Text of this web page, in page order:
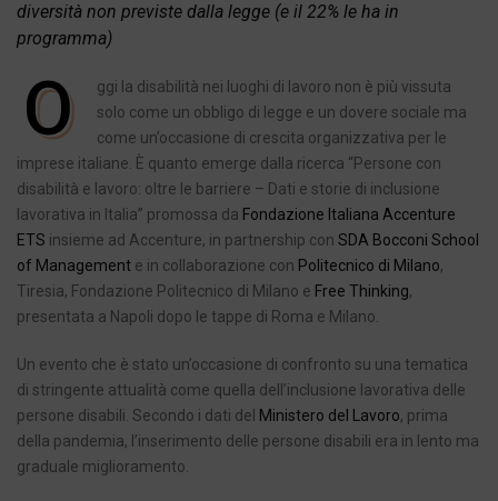
diversità non previste dalla legge (e il 22% le ha in
programma)
O
ggi la disabilità nei luoghi di lavoro non è più vissuta
solo come un obbligo di legge e un dovere sociale ma
come un’occasione di crescita organizzativa per le
imprese italiane. È quanto emerge dalla ricerca “Persone con
disabilità e lavoro: oltre le barriere – Dati e storie di inclusione
lavorativa in Italia” promossa da Fondazione Italiana Accenture
ETS insieme ad Accenture, in partnership con SDA Bocconi School
of Management e in collaborazione con Politecnico di Milano,
Tiresia, Fondazione Politecnico di Milano e Free Thinking,
presentata a Napoli dopo le tappe di Roma e Milano.
Un evento che è stato un’occasione di confronto su una tematica
di stringente attualità come quella dell’inclusione lavorativa delle
persone disabili. Secondo i dati del Ministero del Lavoro, prima
della pandemia, l’inserimento delle persone disabili era in lento ma
graduale miglioramento.